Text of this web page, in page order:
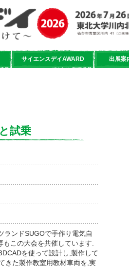
サイエンスデイAWARD 出展案
試乗
ランドSUGOで手作り電気自
この大会を共催しています.
を使って設計し,製作して
きた製作教室用教材車両を,実